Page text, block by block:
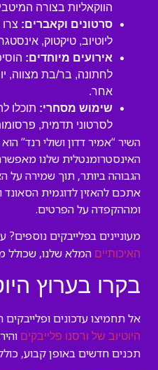
הווקאליות בצורה
סרטונים וקאברים:
ליוטיוב, טיקטוק,
אירועים מיוחדים:
לחתונה, בר/בת מצווה,
אחר.
שימוש מסחרי: תוכלו
לסרטוני תדמית,
השיר “אמיר דדון ושולי רנד”
האינסטרומנטלית שלנו
הגבוהה ביותר, תוך שמירה על
אתכם להאזין לדוגמית
ומההקפדה על הפרטים.
מעוניינים בפלייבקים נוספים?
האיכותיים המלא שלנו, שכולל
בקרו בערוץ
אל תחמיצו עדכונים
היוטיוב של ורסנו פלייבקים
תכנים חדשים באופן קבוע, כולל